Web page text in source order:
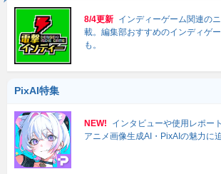
8/4更新 インディーゲーム関連の
載。編集部おすすめのインディゲ
も。
PixAI特集
NEW!
インタビューや使用レポー
アニメ画像生成AI・PixAIの魅力に